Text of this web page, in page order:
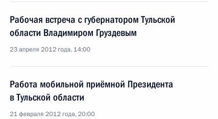
Рабочая встреча с губернатором Тульской
области Владимиром Груздевым
23 апреля 2012 года, 14:00
Работа мобильной приёмной Президента
в Тульской области
21 февраля 2012 года, 20:00